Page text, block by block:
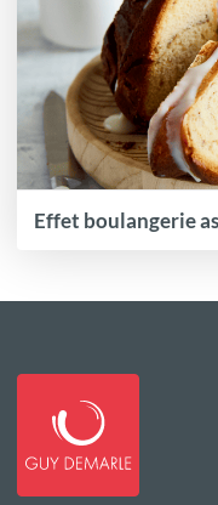
Effet boulangerie